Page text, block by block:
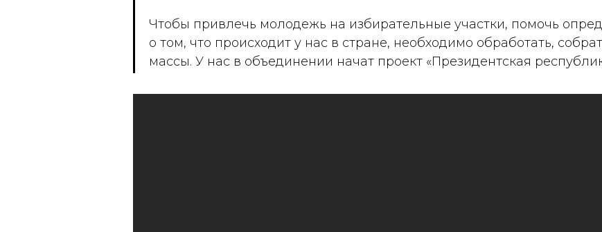
Чтобы привлечь молодежь на избирательные участки, помочь
о том, что происходит у нас в стране, необходимо обработать,
массы. У нас в объединении начат проект «Президентская